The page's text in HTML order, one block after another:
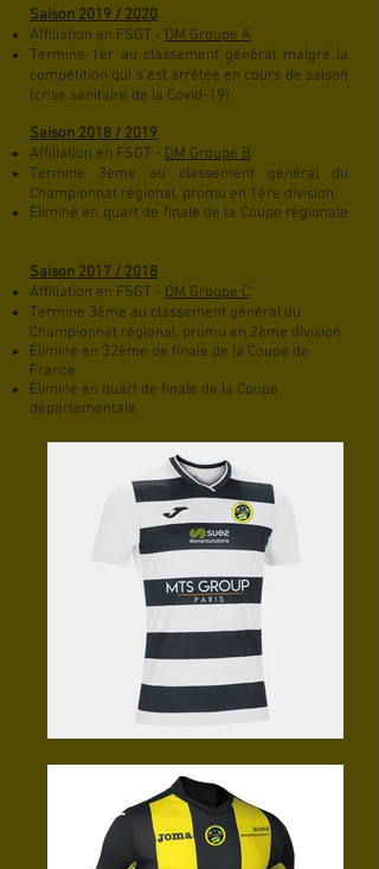
Saison 2019 / 2020
Affiliation en FSGT - DM Groupe A
Termine 1er au classement général malgré la
compétition qui s'est arrêtée en cours de saison
(crise sanitaire de la Covid-19)
Saison 2018 / 2019
Affiliation en FSGT - DM Groupe B
Termine 3ème au classement général du
Championnat régional, promu en 1ère division.​
Éliminé en quart de finale de la Coupe régionale
Saison 2017 / 2018
Affiliation en FSGT - DM Groupe C
Termine 3ème au classement général du
Championnat régional, promu en 2ème division
Éliminé en 32ème de finale de la Coupe de
France
Éliminé en quart de finale de la Coupe
départementale